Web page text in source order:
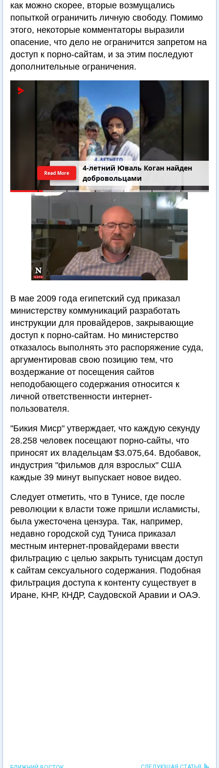
как можно скорее, вторые возмущались
попыткой ограничить личную свободу. Помимо
этого, некоторые комментаторы выразили
опасение, что дело не ограничится запретом на
доступ к порно-сайтам, и за этим последуют
дополнительные ограничения.
4-летний Юваль Коган найден
добровольцами
Read More
В мае 2009 года египетский суд приказал
министерству коммуникаций разработать
инструкции для провайдеров, закрывающие
доступ к порно-сайтам. Но министерство
отказалось выполнять это распоряжение суда,
аргументировав свою позицию тем, что
воздержание от посещения сайтов
неподобающего содержания относится к
личной ответственности интернет-
пользователя.
"Бикия Миср" утверждает, что каждую секунду
28.258 человек посещают порно-сайты, что
приносят их владельцам $3.075,64. Вдобавок,
индустрия "фильмов для взрослых" США
каждые 39 минут выпускает новое видео.
Следует отметить, что в Тунисе, где после
революции к власти тоже пришли исламисты,
была ужесточена цензура. Так, например,
недавно городской суд Туниса приказал
местным интернет-провайдерами ввести
фильтрацию с целью закрыть тунисцам доступ
к сайтам сексуального содержания. Подобная
фильтрация доступа к контенту существует в
Иране, КНР, КНДР, Саудовской Аравии и ОАЭ.